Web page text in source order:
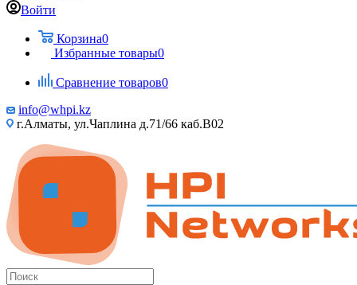
Войти
Корзина0
Избранные товары0
Сравнение товаров0
info@whpi.kz
г.Алматы, ул.Чаплина д.71/66 каб.B02